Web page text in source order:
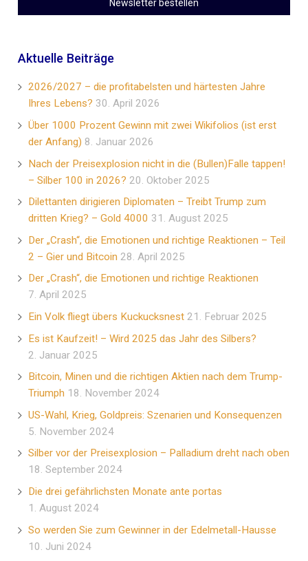
Aktuelle Beiträge
2026/2027 – die profitabelsten und härtesten Jahre
Ihres Lebens? 30. April 2026
Über 1000 Prozent Gewinn mit zwei Wikifolios (ist erst
der Anfang) 8. Januar 2026
Nach der Preisexplosion nicht in die (Bullen)Falle tappen!
– Silber 100 in 2026? 20. Oktober 2025
Dilettanten dirigieren Diplomaten – Treibt Trump zum
dritten Krieg? – Gold 4000 31. August 2025
Der „Crash“, die Emotionen und richtige Reaktionen – Teil
2 – Gier und Bitcoin 28. April 2025
Der „Crash“, die Emotionen und richtige Reaktionen
7. April 2025
Ein Volk fliegt übers Kuckucksnest 21. Februar 2025
Es ist Kaufzeit! – Wird 2025 das Jahr des Silbers?
2. Januar 2025
Bitcoin, Minen und die richtigen Aktien nach dem Trump-
Triumph 18. November 2024
US-Wahl, Krieg, Goldpreis: Szenarien und Konsequenzen
5. November 2024
Silber vor der Preisexplosion – Palladium dreht nach oben
18. September 2024
Die drei gefährlichsten Monate ante portas
1. August 2024
So werden Sie zum Gewinner in der Edelmetall-Hausse
10. Juni 2024